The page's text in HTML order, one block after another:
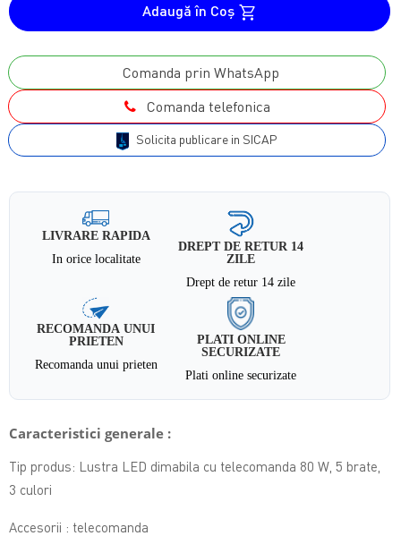
Adaugă în Coş
Comanda prin WhatsApp
Comanda telefonica
Solicita publicare in SICAP
LIVRARE RAPIDA
In orice localitate
DREPT DE RETUR 14
ZILE
Drept de retur 14 zile
RECOMANDA UNUI
PRIETEN
Recomanda unui prieten
PLATI ONLINE
SECURIZATE
Plati online securizate
Caracteristici generale :
Tip produs: Lustra LED dimabila cu telecomanda 80 W, 5 brate,
3 culori
Accesorii : telecomanda